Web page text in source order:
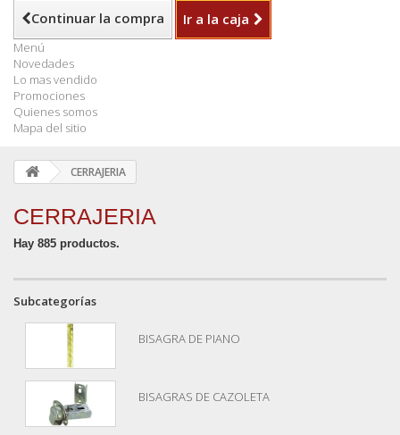
Continuar la compra Ir a la caja
Menú
Novedades
Lo mas vendido
Promociones
Quienes somos
Mapa del sitio
CERRAJERIA
CERRAJERIA
Hay 885 productos.
Subcategorías
BISAGRA DE PIANO
BISAGRAS DE CAZOLETA